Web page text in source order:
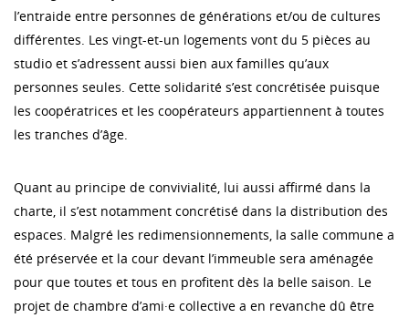
l’entraide entre personnes de générations et/ou de cultures
différentes. Les vingt-et-un logements vont du 5 pièces au
studio et s’adressent aussi bien aux familles qu’aux
personnes seules. Cette solidarité s’est concrétisée puisque
les coopératrices et les coopérateurs appartiennent à toutes
les tranches d’âge.
Quant au principe de convivialité, lui aussi affirmé dans la
charte, il s’est notamment concrétisé dans la distribution des
espaces. Malgré les redimensionnements, la salle commune a
été préservée et la cour devant l’immeuble sera aménagée
pour que toutes et tous en profitent dès la belle saison. Le
projet de chambre d’ami·e collective a en revanche dû être